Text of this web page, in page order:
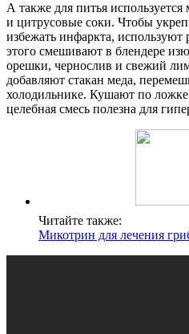
А также для питья
и цитрусовые соки. Чтобы
избежать инфаркта, используют
этого смешивают в блендере
орешки, чернослив и свежий
добавляют стакан меда,
холодильнике. Кушают по
целебная смесь полезна для
Читайте также:
Микотрин для лечения